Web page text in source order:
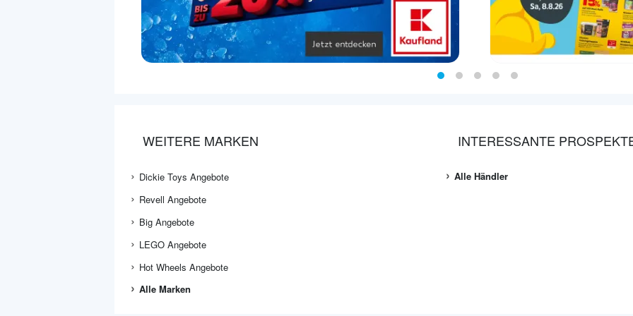
WEITERE MARKEN
Dickie Toys Angebote
Revell Angebote
Big Angebote
LEGO Angebote
Hot Wheels Angebote
Alle Marken
INTERESSANTE
Alle Händler